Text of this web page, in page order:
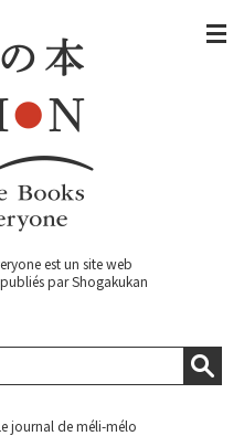
est un site web
par Shogakukan
journal de méli-mélo